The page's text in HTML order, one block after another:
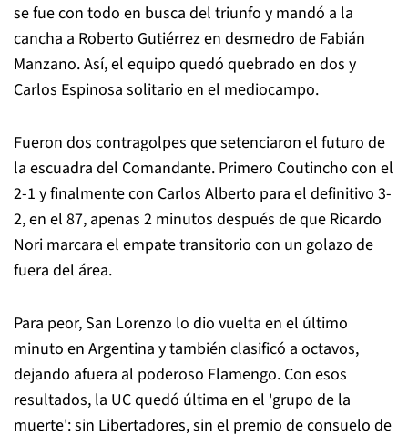
se fue con todo en busca del triunfo y mandó a la
cancha a Roberto Gutiérrez en desmedro de Fabián
Manzano. Así, el equipo quedó quebrado en dos y
Carlos Espinosa solitario en el mediocampo.
Fueron dos contragolpes que setenciaron el futuro de
la escuadra del Comandante. Primero Coutincho con el
2-1 y finalmente con Carlos Alberto para el definitivo 3-
2, en el 87, apenas 2 minutos después de que Ricardo
Nori marcara el empate transitorio con un golazo de
fuera del área.
Para peor, San Lorenzo lo dio vuelta en el último
minuto en Argentina y también clasificó a octavos,
dejando afuera al poderoso Flamengo. Con esos
resultados, la UC quedó última en el 'grupo de la
muerte': sin Libertadores, sin el premio de consuelo de